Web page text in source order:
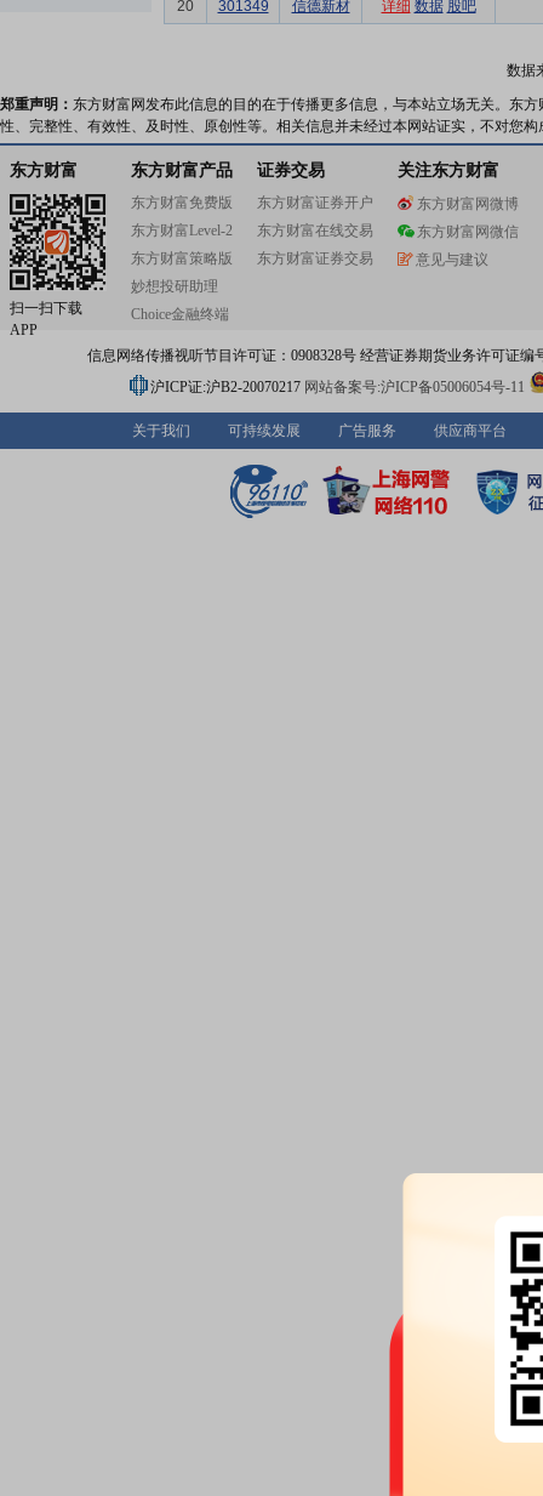
20
301349 信德新材 详细 数据 股吧
数据
郑重声明： 东方财富网发布此信息的目的在于传播更多信息，与本站立场无关。东
性、完整性、有效性、及时性、原创性等。相关信息并未经过本网站证实，不对您
东方财富
扫一扫下载
APP
东方财富产品
东方财富免费版
东方财富Level-2
东方财富策略版
妙想投研助理
Choice金融终端
证券交易
东方财富证券开户
东方财富在线交易
东方财富证券交易
关注东方财富
东方财富网微博
东方财富网微信
意见与建议
信息网络传播视听节目许可证：0908328号 经营证券期货业务许可证编
沪ICP证:沪B2-20070217 网站备案号:沪ICP备05006054号-11
关于我们 可持续发展 广告服务 供应商平台